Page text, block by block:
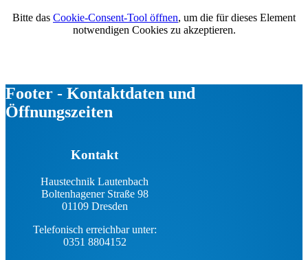
Bitte das Cookie-Consent-Tool öffnen, um die für dieses Element
notwendigen Cookies zu akzeptieren.
Footer - Kontaktdaten und
Öffnungszeiten
Kontakt
Haustechnik Lautenbach
Boltenhagener Straße 98
01109 Dresden
Telefonisch erreichbar unter:
0351 8804152